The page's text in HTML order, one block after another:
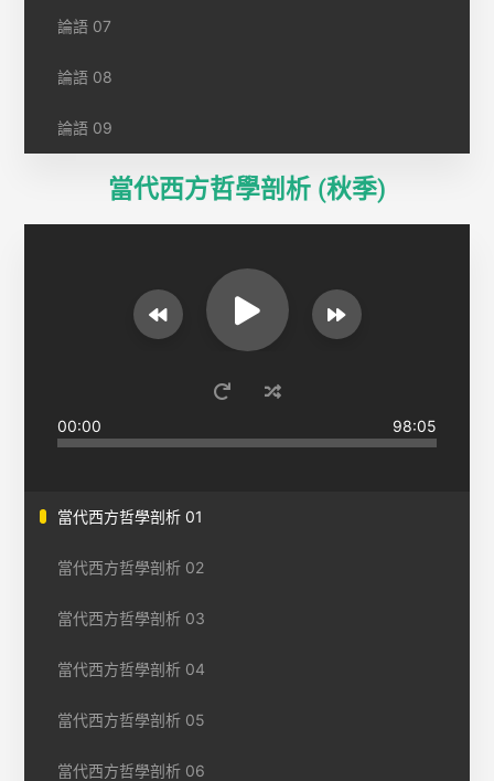
論語 07
論語 08
論語 09
當代西方哲學剖析 (秋季)
00:00 98:05
當代西方哲學剖析 01
當代西方哲學剖析 02
當代西方哲學剖析 03
當代西方哲學剖析 04
當代西方哲學剖析 05
當代西方哲學剖析 06